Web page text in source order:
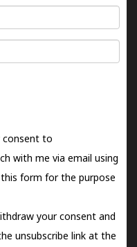
consent to
with me via email using
form for the purpose
your consent and
unsubscribe link at the